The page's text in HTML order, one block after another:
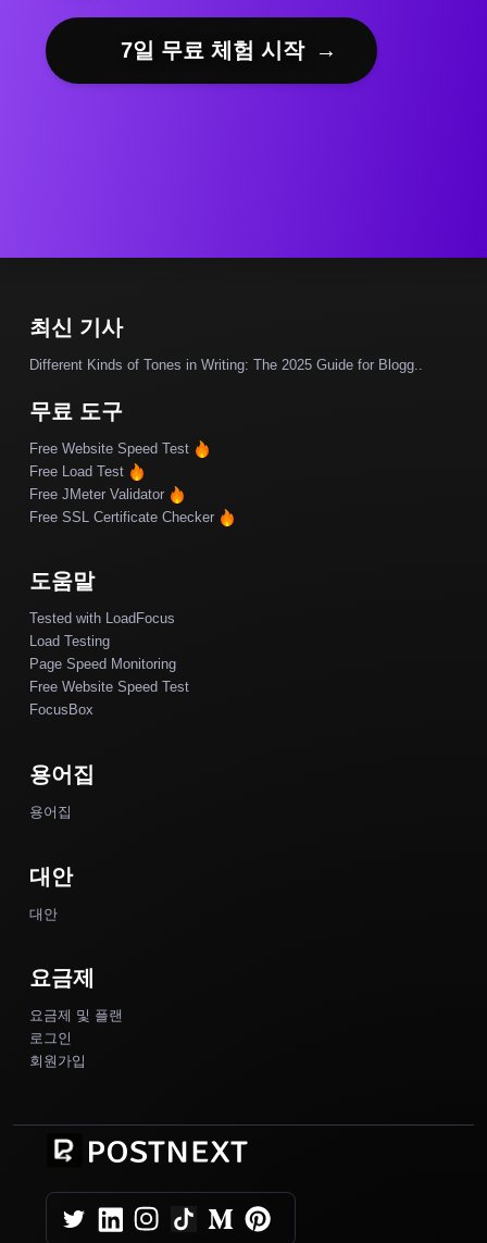
7일 무료 체험 시작 →
최신 기사
Different Kinds of Tones in Writing: The 2025 Guide for Blogg..
무료 도구
Free Website Speed Test
Free Load Test
Free JMeter Validator
Free SSL Certificate Checker
도움말
Tested with LoadFocus
Load Testing
Page Speed Monitoring
Free Website Speed Test
FocusBox
용어집
용어집
대안
대안
요금제
요금제 및 플랜
로그인
회원가입